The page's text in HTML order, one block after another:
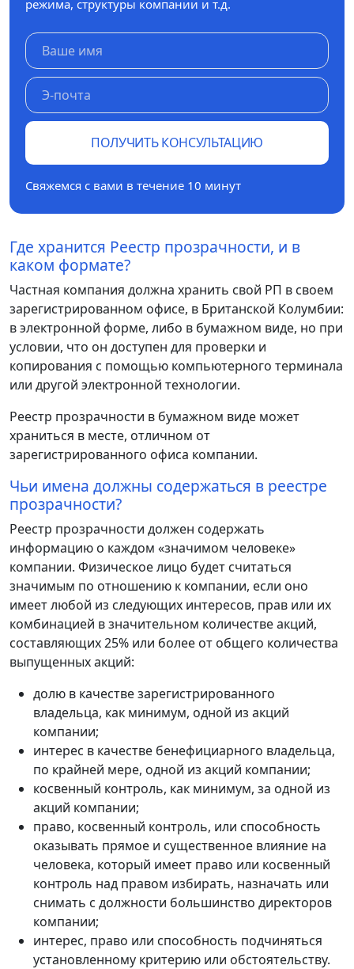
режима, структуры компании и т.д.
ПОЛУЧИТЬ КОНСУЛЬТАЦИЮ
Свяжемся с вами в течение 10 минут
Где хранится Реестр прозрачности, и в
каком формате?
Частная компания должна хранить свой РП в своем
зарегистрированном офисе, в Британской Колумбии:
в электронной форме, либо в бумажном виде, но при
условии, что он доступен для проверки и
копирования с помощью компьютерного терминала
или другой электронной технологии.
Реестр прозрачности в бумажном виде может
храниться в месте, отличном от
зарегистрированного офиса компании.
Чьи имена должны содержаться в реестре
прозрачности?
Реестр прозрачности должен содержать
информацию о каждом «значимом человеке»
компании. Физическое лицо будет считаться
значимым по отношению к компании, если оно
имеет любой из следующих интересов, прав или их
комбинацией в значительном количестве акций,
составляющих 25% или более от общего количества
выпущенных акций:
долю в качестве зарегистрированного
владельца, как минимум, одной из акций
компании;
интерес в качестве бенефициарного владельца,
по крайней мере, одной из акций компании;
косвенный контроль, как минимум, за одной из
акций компании;
право, косвенный контроль, или способность
оказывать прямое и существенное влияние на
человека, который имеет право или косвенный
контроль над правом избирать, назначать или
снимать с должности большинство директоров
компании;
интерес, право или способность подчиняться
установленному критерию или обстоятельству.